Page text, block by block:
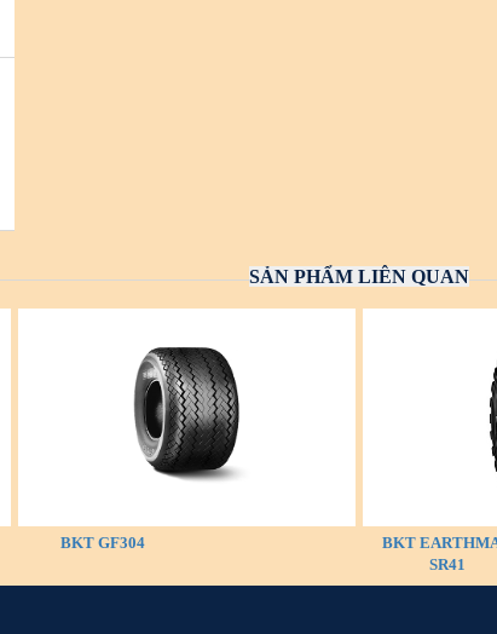
SẢN PHẨM LIÊN QUAN
BKT GF304
BKT
SR41